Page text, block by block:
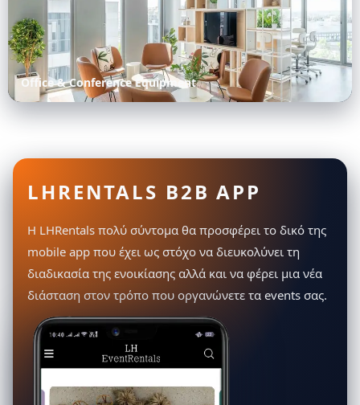
Office & Conference Equipment
LHRENTALS B2B APP
Η LHRentals πολύ σύντομα θα προσφέρει το δικό της
mobile app που έχει ως στόχο να διευκολύνει τη
διαδικασία της ενοικίασης αλλά και να φέρει μια νέα
διάσταση στον τρόπο που οργανώνετε τα events σας.